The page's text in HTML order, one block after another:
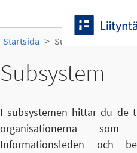
Startsida Subsystem
Subsystem
I subsystemen hittar du de
organisationerna
Informationsleden och